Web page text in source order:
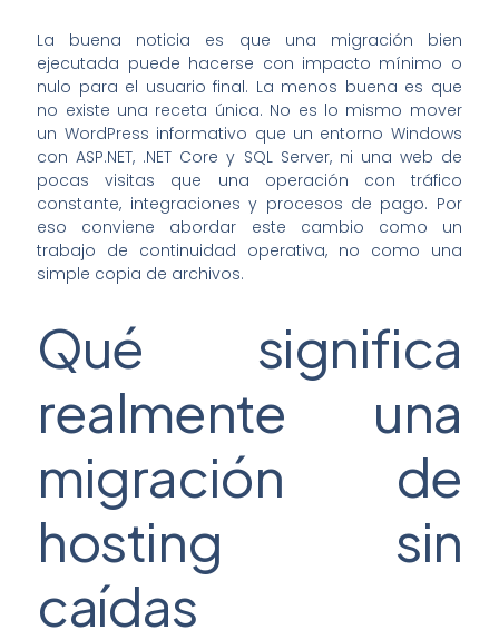
La buena noticia es que una migración bien
ejecutada puede hacerse con impacto mínimo o
nulo para el usuario final. La menos buena es que
no existe una receta única. No es lo mismo mover
un WordPress informativo que un entorno Windows
con ASP.NET, .NET Core y SQL Server, ni una web de
pocas visitas que una operación con tráfico
constante, integraciones y procesos de pago. Por
eso conviene abordar este cambio como un
trabajo de continuidad operativa, no como una
simple copia de archivos.
Qué significa
realmente una
migración de
hosting sin
caídas